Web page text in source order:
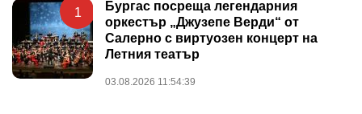
1
Бургас посреща легендарния
оркестър „Джузепе Верди“ от
Салерно с виртуозен концерт на
Летния театър
03.08.2026 11:54:39